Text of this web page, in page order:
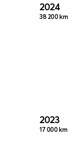
2024
38 200 km
2023
17 000 km